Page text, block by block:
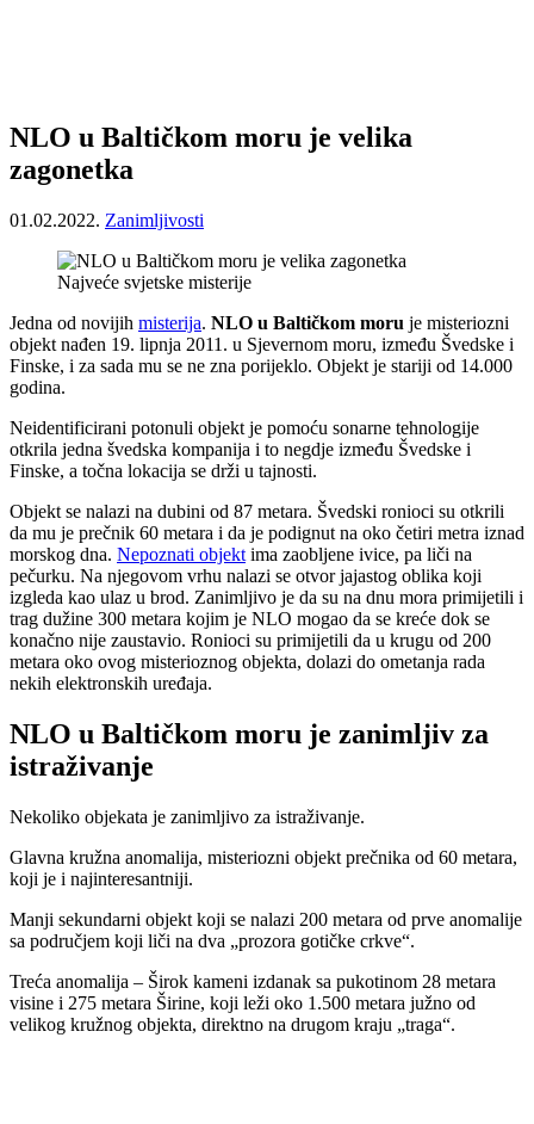
NLO u Baltičkom moru je velika
zagonetka
01.02.2022. Zanimljivosti
Najveće svjetske misterije
Jedna od novijih misterija. NLO u Baltičkom moru je misteriozni
objekt nađen 19. lipnja 2011. u Sjevernom moru, između Švedske i
Finske, i za sada mu se ne zna porijeklo. Objekt je stariji od 14.000
godina.
Neidentificirani potonuli objekt je pomoću sonarne tehnologije
otkrila jedna švedska kompanija i to negdje između Švedske i
Finske, a točna lokacija se drži u tajnosti.
Objekt se nalazi na dubini od 87 metara. Švedski ronioci su otkrili
da mu je prečnik 60 metara i da je podignut na oko četiri metra iznad
morskog dna. Nepoznati objekt ima zaobljene ivice, pa liči na
pečurku. Na njegovom vrhu nalazi se otvor jajastog oblika koji
izgleda kao ulaz u brod. Zanimljivo je da su na dnu mora primijetili i
trag dužine 300 metara kojim je NLO mogao da se kreće dok se
konačno nije zaustavio. Ronioci su primijetili da u krugu od 200
metara oko ovog misterioznog objekta, dolazi do ometanja rada
nekih elektronskih uređaja.
NLO u Baltičkom moru je zanimljiv za
istraživanje
Nekoliko objekata je zanimljivo za istraživanje.
Glavna kružna anomalija, misteriozni objekt prečnika od 60 metara,
koji je i najinteresantniji.
Manji sekundarni objekt koji se nalazi 200 metara od prve anomalije
sa područjem koji liči na dva „prozora gotičke crkve“.
Treća anomalija – Širok kameni izdanak sa pukotinom 28 metara
visine i 275 metara Širine, koji leži oko 1.500 metara južno od
velikog kružnog objekta, direktno na drugom kraju „traga“.